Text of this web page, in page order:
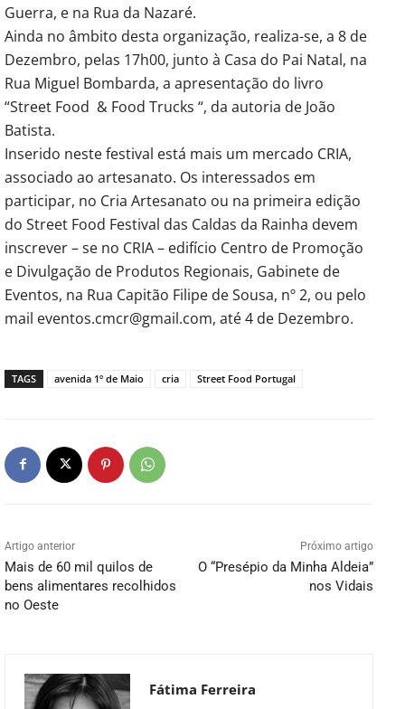
Guerra, e na Rua da Nazaré.
Ainda no âmbito desta organização, realiza-se, a 8 de
Dezembro, pelas 17h00, junto à Casa do Pai Natal, na
Rua Miguel Bombarda, a apresentação do livro
“Street Food & Food Trucks “, da autoria de João
Batista.
Inserido neste festival está mais um mercado CRIA,
associado ao artesanato. Os interessados em
participar, no Cria Artesanato ou na primeira edição
do Street Food Festival das Caldas da Rainha devem
inscrever – se no CRIA – edifício Centro de Promoção
e Divulgação de Produtos Regionais, Gabinete de
Eventos, na Rua Capitão Filipe de Sousa, nº 2, ou pelo
mail eventos.cmcr@gmail.com, até 4 de Dezembro.
TAGS avenida 1º de Maio cria Street Food Portugal
Artigo anterior
Mais de 60 mil quilos de
bens alimentares recolhidos
no Oeste
Próximo artigo
O “Presépio da Minha Aldeia”
nos Vidais
Fátima Ferreira